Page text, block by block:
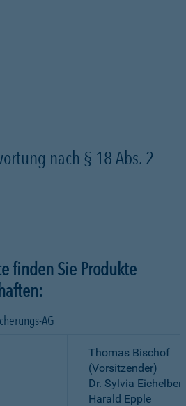
nach § 18 Abs. 2
finden Sie Produkte
AG
Thomas Bischof
(Vorsitzender)
Dr. Sylvia
Harald Epple